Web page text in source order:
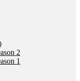
2
1